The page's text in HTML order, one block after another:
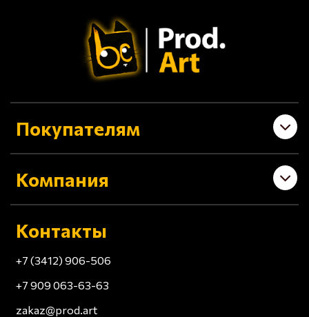
Покупателям
Компания
Контакты
+7 (3412) 906-506
+7 909 063-63-63
zakaz@prod.art